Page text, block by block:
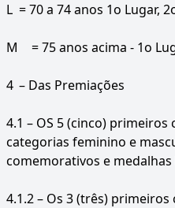
L = 70 a 74 anos 1o Lugar,
M = 75 anos acima - 1o
4 – Das Premiações
4.1 – OS 5 (cinco) primeiros
categorias feminino e
comemorativos e medalhas
4.1.2 – Os 3 (três)